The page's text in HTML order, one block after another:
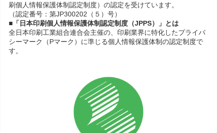
刷個人情報保護体制認定制度）の認定を受けています。
（認定番号：第JP300202（５）号）
■「日本印刷個人情報保護体制認定制度（JPPS）」とは
全日本印刷工業組合連合会主催の、印刷業界に特化したプライバ
シーマーク（Pマーク）に準じる個人情報保護体制の認定制度で
す。